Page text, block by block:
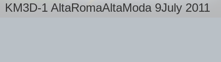
KM3D-1 AltaRomaAltaModa 9July 2011